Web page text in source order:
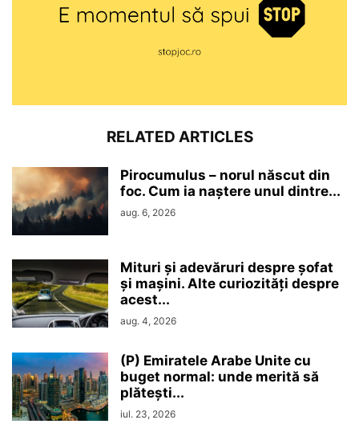
RELATED ARTICLES
Pirocumulus – norul născut din
foc. Cum ia naștere unul dintre...
aug. 6, 2026
Mituri și adevăruri despre șofat
și mașini. Alte curiozități despre
acest...
aug. 4, 2026
(P) Emiratele Arabe Unite cu
buget normal: unde merită să
plătești...
iul. 23, 2026